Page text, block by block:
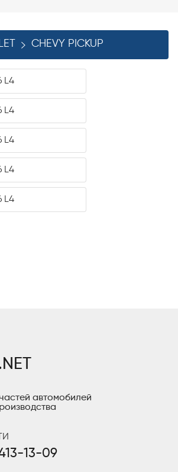
CHEVY PICKUP
L4
L4
L4
L4
L4
автомобилей
13-09